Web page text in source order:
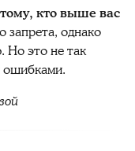
кто выше вас
запрета, однако
Но это не так
ошибками.